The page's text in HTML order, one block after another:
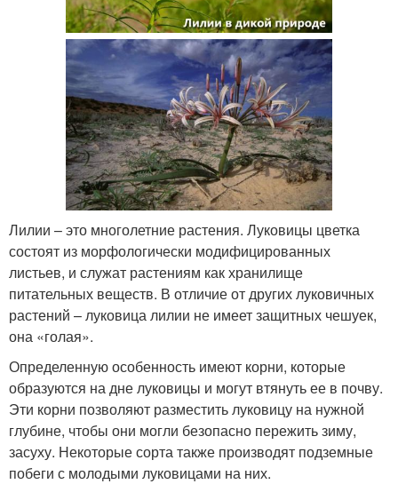
Лилии – это многолетние растения. Луковицы цветка
состоят из морфологически модифицированных
листьев, и служат растениям как хранилище
питательных веществ. В отличие от других луковичных
растений – луковица лилии не имеет защитных чешуек,
она «голая».
Определенную особенность имеют корни, которые
образуются на дне луковицы и могут втянуть ее в почву.
Эти корни позволяют разместить луковицу на нужной
глубине, чтобы они могли безопасно пережить зиму,
засуху. Некоторые сорта также производят подземные
побеги с молодыми луковицами на них.